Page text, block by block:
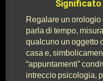
Significato
Regalare un
parla di tempo,
qualcuno un oggetto
casa e,
“appuntamenti”
intreccio psicologia,